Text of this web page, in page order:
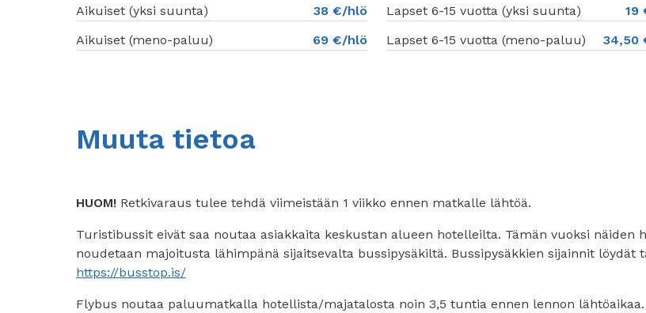
Aikuiset (yksi suunta)
38 €/hlö
Aikuiset (meno-paluu)
69 €/hlö
Lapset 6-15 vuotta (yksi suunta)
19
Lapset 6-15 vuotta (meno-paluu)
34,50
Muuta tietoa
HUOM! Retkivaraus tulee tehdä viimeistään 1 viikko ennen matkalle lähtöä.
Turistibussit eivät saa noutaa asiakkaita keskustan alueen hotelleilta. Tämän vuoksi näiden
noudetaan majoitusta lähimpänä sijaitsevalta bussipysäkiltä. Bussipysäkkien sijainnit löydät
https://busstop.is/
Flybus noutaa paluumatkalla hotellista/majatalosta noin 3,5 tuntia ennen lennon